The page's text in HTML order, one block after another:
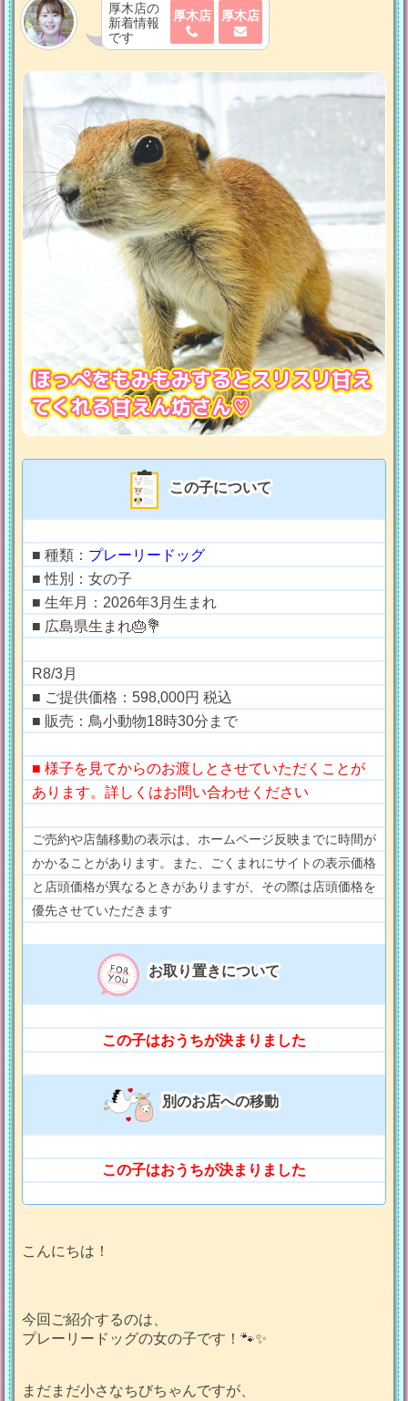
厚木店の
新着情報
です
厚木店 厚木店
ほっぺをもみもみするとスリスリ甘え
てくれる甘えん坊さん♡
この子について
■ 種類： プレーリードッグ
■ 性別：女の子
■ 生年月：2026年3月生まれ
■ 広島県生まれ🎂💐
R8/3月
■ ご提供価格：598,000円 税込
■ 販売：鳥小動物18時30分まで
■ 様子を見てからのお渡しとさせていただくことが
あります。詳しくはお問い合わせください
ご売約や店舗移動の表示は、ホームページ反映までに時間が
かかることがあります。また、ごくまれにサイトの表示価格
と店頭価格が異なるときがありますが、その際は店頭価格を
優先させていただきます
お取り置きについて
この子はおうちが決まりました
別のお店への移動
この子はおうちが決まりました
こんにちは！
今回ご紹介するのは、
プレーリードッグの女の子です！🐾✨
まだまだ小さなちびちゃんですが、